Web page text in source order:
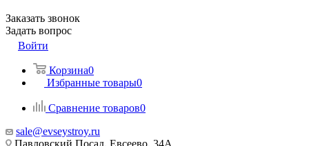
Заказать звонок
Задать вопрос
Войти
Корзина0
Избранные товары0
Сравнение товаров0
sale@evseystroy.ru
Павловский Посад, Евсеево, 34А